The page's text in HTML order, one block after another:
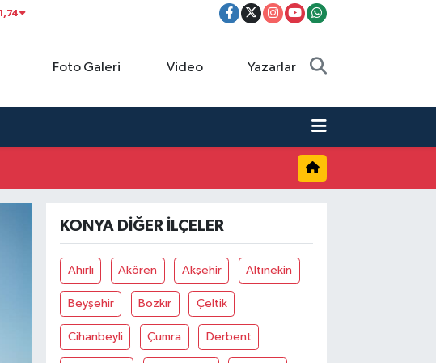
Foto Galeri Video Yazarlar
KONYA DIĞER İLÇELER
Ahırlı Akören Akşehir Altınekin
Beyşehir Bozkır Çeltik
Cihanbeyli Çumra Derbent